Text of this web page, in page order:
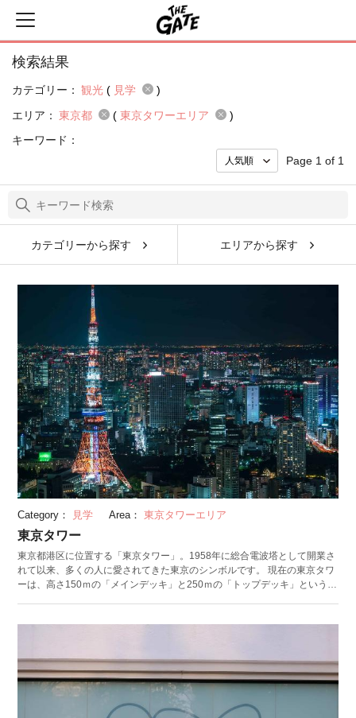
検索結果
カテゴリー： 観光 ( 見学
)
エリア： 東京都 ( 東京タワーエリア
)
キーワード：
Page 1 of 1
カテゴリーから探す エリアから探す
Category： 見学 Area： 東京タワーエリア
東京タワー
東京都港区に位置する「東京タワー」。1958年に総合電波塔として開業さ
れて以来、多くの人に愛されてきた東京のシンボルです。 現在の東京タワ
ーは、高さ150ｍの「メインデッキ」と250ｍの「トップデッキ」という2
登って行くこともできます。トップデッキに行けるのは事前予約制のトッ
展望台ではアニメとのコラボや夏の天の川イルミネーションなど、時期に
よって様々なイベントが行われます。 夜の美しいライトアップも魅力の１
つ。180個のライトが東京タワーを照らす「ランドマークナイト」に加
え、毎週金曜と土曜には月毎に指定された12色のカラーで光る「インフィ